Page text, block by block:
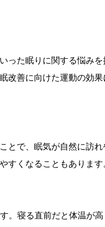
った眠りに関する悩みを
改善に向けた運動の効
で、眠気が自然に訪れ
すくなることもあります
寝る直前だと体温が高